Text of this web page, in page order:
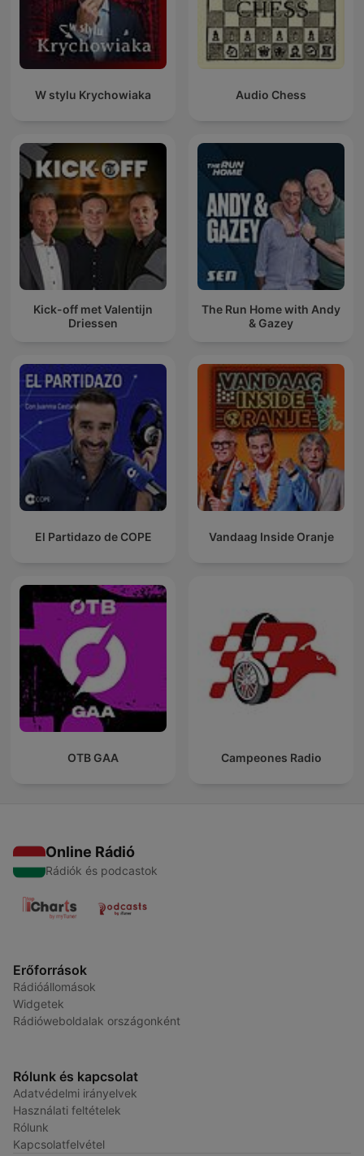
W stylu Krychowiaka Audio Chess
Kick-off met Valentijn
Driessen
The Run Home with Andy
& Gazey
El Partidazo de COPE Vandaag Inside Oranje
OTB GAA Campeones Radio
Online Rádió
Rádiók és podcastok
Erőforrások
Rádióállomások
Widgetek
Rádióweboldalak országonként
Rólunk és kapcsolat
Adatvédelmi irányelvek
Használati feltételek
Rólunk
Kapcsolatfelvétel